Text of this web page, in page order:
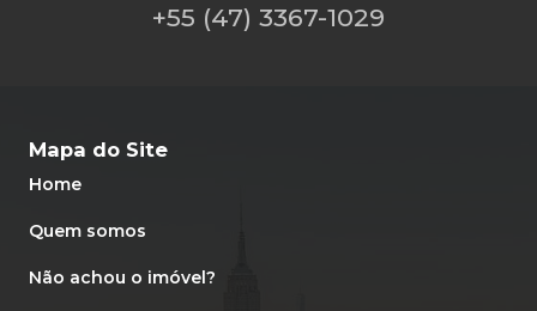
+55 (47) 3367-1029
Mapa do Site
Home
Quem somos
Não achou o imóvel?